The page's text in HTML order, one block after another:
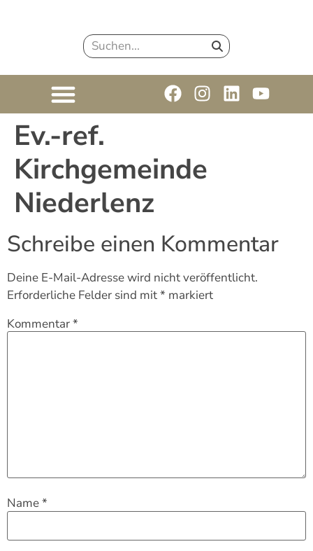
Ev.-ref.
Kirchgemeinde
Niederlenz
Schreibe einen Kommentar
Deine E-Mail-Adresse wird nicht veröffentlicht.
Erforderliche Felder sind mit* markiert
Kommentar*
Name*